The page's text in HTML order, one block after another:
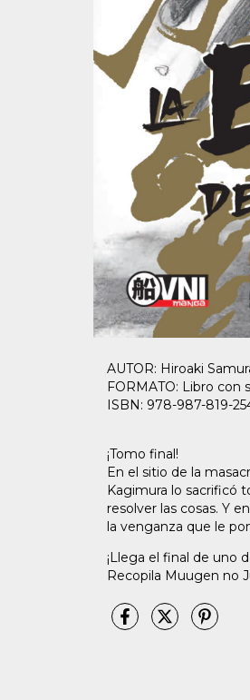
AUTOR: Hiroaki
FORMATO: Libro con
ISBN: 978-987-819-
¡Tomo final!
En el sitio de la
Kagimura lo sacrificó
resolver las cosas. Y
la venganza que le
¡Llega el final de uno
Recopila Muugen no